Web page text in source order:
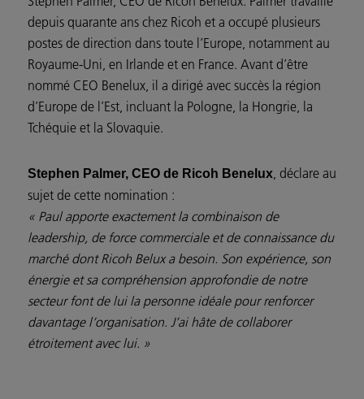
depuis quarante ans chez Ricoh et a occupé plusieurs
postes de direction dans toute l’Europe, notamment au
Royaume-Uni, en Irlande et en France. Avant d’être
nommé CEO Benelux, il a dirigé avec succès la région
d’Europe de l’Est, incluant la Pologne, la Hongrie, la
Tchéquie et la Slovaquie.
Stephen Palmer, CEO de Ricoh Benelux , déclare au
sujet de cette nomination :
« Paul apporte exactement la combinaison de
leadership, de force commerciale et de connaissance du
marché dont Ricoh Belux a besoin. Son expérience, son
énergie et sa compréhension approfondie de notre
secteur font de lui la personne idéale pour renforcer
davantage l’organisation. J’ai hâte de collaborer
étroitement avec lui. »